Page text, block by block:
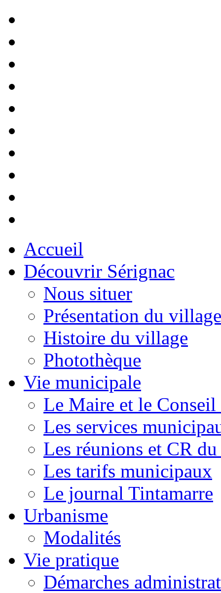
Accueil
Découvrir Sérignac
Nous situer
Présentation du village
Histoire du village
Photothèque
Vie municipale
Le Maire et le
Les services
Les réunions et CR
Les tarifs municipaux
Le journal Tintamarre
Urbanisme
Modalités
Vie pratique
Démarches